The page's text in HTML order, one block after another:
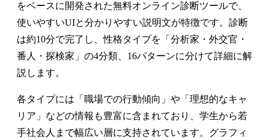
をベースに開発された無料オンライン診断ツールで、
使いやすいUIと分かりやすい説明文が特徴です。診断
は約10分で完了し、性格タイプを「分析家・外交官・
番人・探検家」の4分類、16パターンに分けて詳細に解
説します。
各タイプには「職場での行動傾向」や「理想的なキャ
リア」などの情報も豊富に含まれており、学生から若
手社会人まで幅広い層に支持されています。グラフィ